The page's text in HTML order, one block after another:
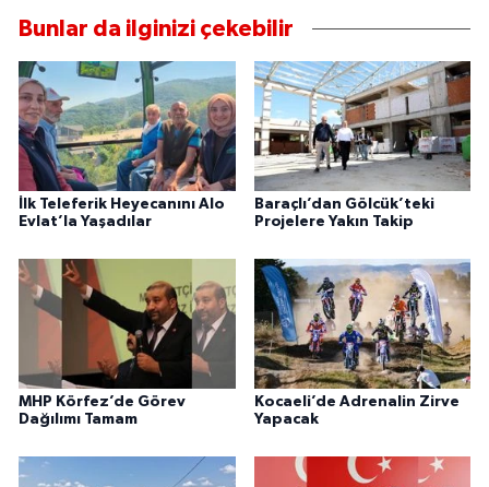
Bunlar da ilginizi çekebilir
İlk Teleferik Heyecanını Alo
Evlat’la Yaşadılar
Baraçlı’dan Gölcük’teki
Projelere Yakın Takip
MHP Körfez’de Görev
Dağılımı Tamam
Kocaeli’de Adrenalin Zirve
Yapacak